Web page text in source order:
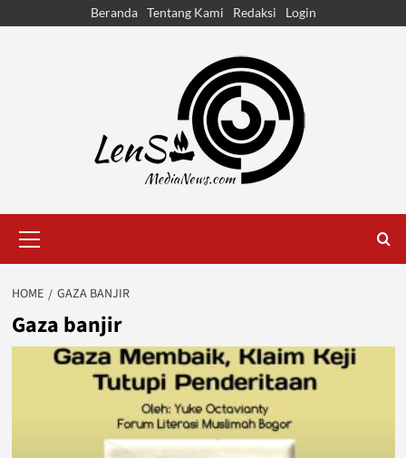
Beranda Tentang Kami Redaksi Login
Menu
HOME GAZA BANJIR
Gaza banjir